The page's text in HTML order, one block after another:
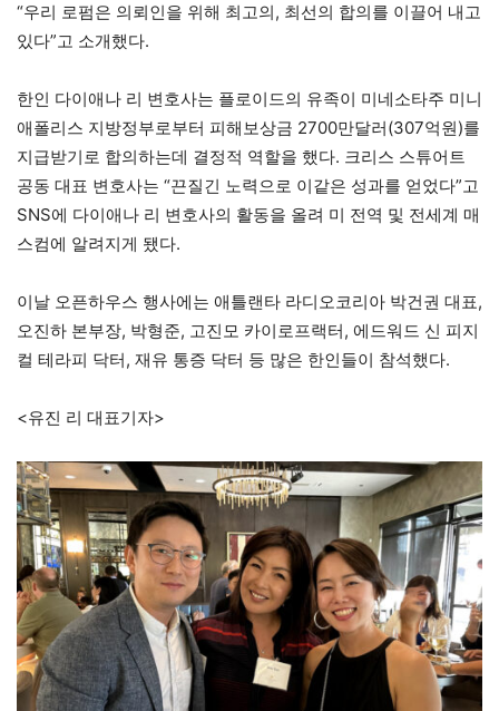
“우리 로펌은 의뢰인을 위해 최고의, 최선의 합의를 이끌어 내고
있다”고 소개했다.
한인 다이애나 리 변호사는 플로이드의 유족이 미네소타주 미니
애폴리스 지방정부로부터 피해보상금 2700만달러(307억원)를
지급받기로 합의하는데 결정적 역할을 했다. 크리스 스튜어트
공동 대표 변호사는 “끈질긴 노력으로 이같은 성과를 얻었다”고
SNS에 다이애나 리 변호사의 활동을 올려 미 전역 및 전세계 매
스컴에 알려지게 됐다.
이날 오픈하우스 행사에는 애틀랜타 라디오코리아 박건권 대표,
오진하 본부장, 박형준, 고진모 카이로프랙터, 에드워드 신 피지
컬 테라피 닥터, 재유 통증 닥터 등 많은 한인들이 참석했다.
<유진 리 대표기자>